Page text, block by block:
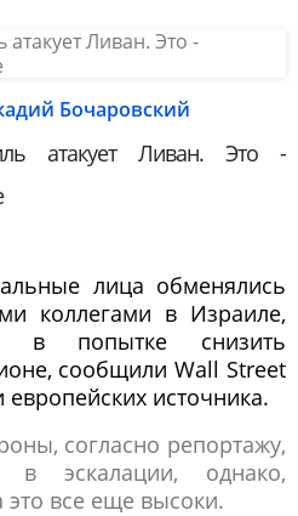
Бочаровский
атакует Ливан. Это -
лица обменялись
коллегами в Израиле,
попытке снизить
сообщили Wall Street
европейских источника.
согласно репортажу,
в эскалации, однако,
все еще высоки.